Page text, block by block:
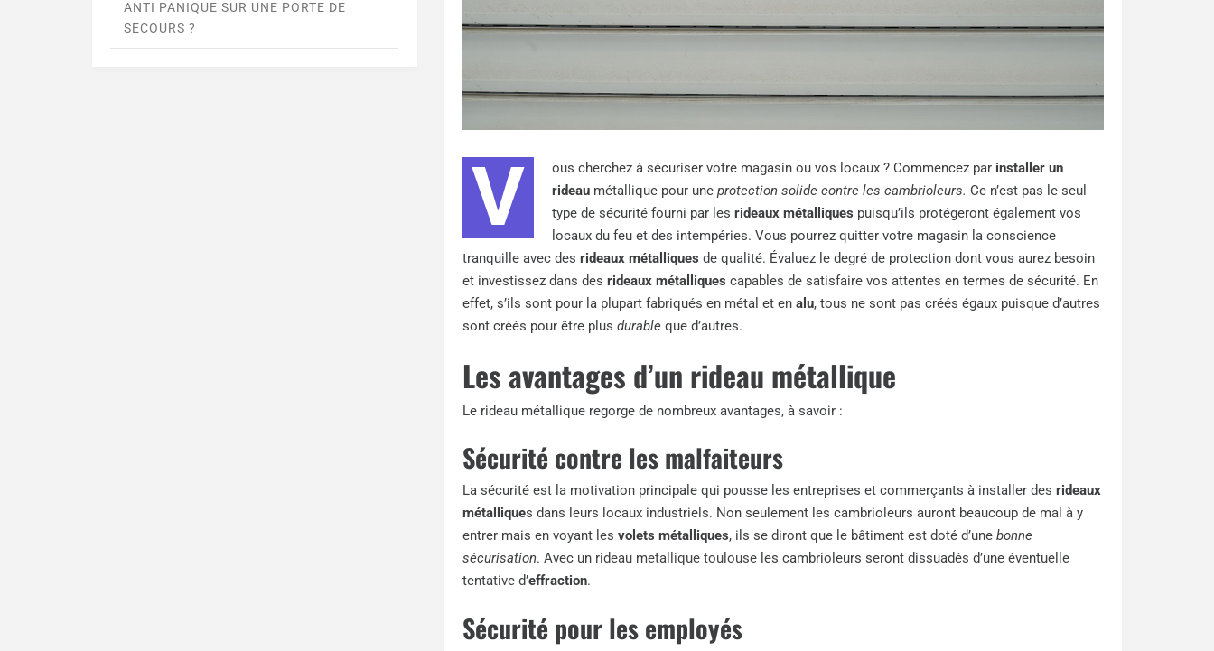
V ous cherchez à sécuriser votre magasin ou vos locaux ? Commencez par installer un
rideau métallique pour uneprotection solide contre les cambrioleurs. Ce n’est pas le seul
type de sécurité fourni par lesrideaux métalliques puisqu’ils protégeront également vos
locaux du feu et des intempéries. Vous pourrez quitter votre magasin la conscience
tranquille avec desrideaux métalliquesde qualité. Évaluez le degré de protection dont vous aurez besoin
et investissez dans desrideaux métalliquescapables de satisfaire vos attentes en termes de sécurité. En
effet, s’ils sont pour la plupart fabriqués en métal et enalu, tous ne sont pas créés égaux puisque d’autres
sont créés pour être plusdurableque d’autres.
Les avantages d’un rideau métallique
Le rideau métallique regorge de nombreux avantages, à savoir :
Sécurité contre les malfaiteurs
La sécurité est la motivation principale qui pousse les entreprises et commerçants à installer desrideaux
métalliques dans leurs locaux industriels. Non seulement les cambrioleurs auront beaucoup de mal à y
entrer mais en voyant lesvolets métalliques, ils se diront que le bâtiment est doté d’unebonne
sécurisation. Avec un rideau metallique toulouse les cambrioleurs seront dissuadés d’une éventuelle
tentative d’effraction.
Sécurité pour les employés
ANTI PANIQUE SUR UNE PORTE DE
SECOURS ?